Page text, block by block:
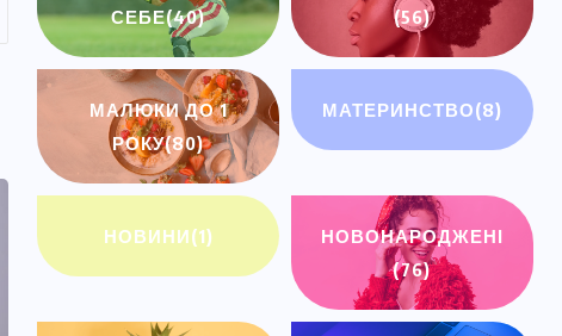
СЕБЕ(40)
(56)
МАЛЮКИ ДО 1
РОКУ(80)
МАТЕРИНСТВО(8)
НОВИНИ(1)
НОВОНАРОДЖЕНІ
(76)